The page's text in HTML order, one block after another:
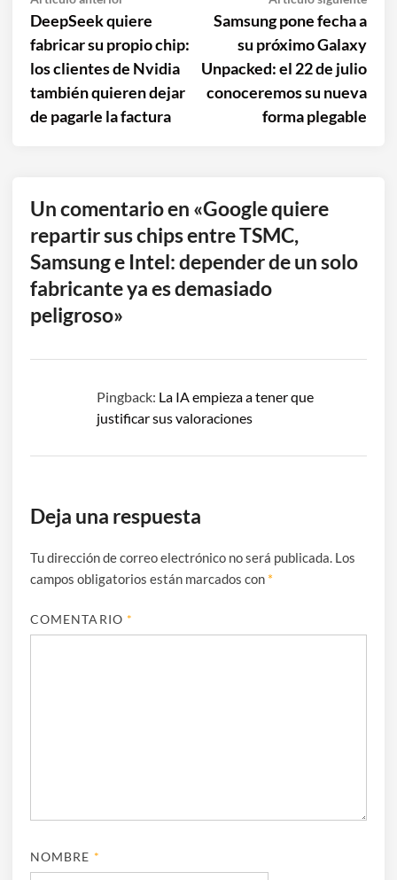
de
entradas
anterior:
DeepSeek quiere
fabricar su propio chip:
los clientes de Nvidia
también quieren dejar
de pagarle la factura
Samsung pone fecha a
su próximo Galaxy
Unpacked: el 22 de julio
conoceremos su nueva
forma plegable
Un comentario en «Google quiere
repartir sus chips entre TSMC,
Samsung e Intel: depender de un solo
fabricante ya es demasiado
peligroso»
Pingback: La IA empieza a tener que
justificar sus valoraciones
Deja una respuesta
Tu dirección de correo electrónico no será publicada. Los
campos obligatorios están marcados con *
COMENTARIO *
NOMBRE *